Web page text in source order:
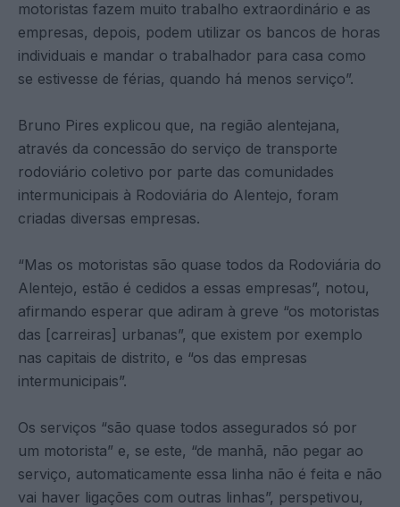
motoristas fazem muito trabalho extraordinário e as
empresas, depois, podem utilizar os bancos de horas
individuais e mandar o trabalhador para casa como
se estivesse de férias, quando há menos serviço”.
Bruno Pires explicou que, na região alentejana,
através da concessão do serviço de transporte
rodoviário coletivo por parte das comunidades
intermunicipais à Rodoviária do Alentejo, foram
criadas diversas empresas.
“Mas os motoristas são quase todos da Rodoviária do
Alentejo, estão é cedidos a essas empresas”, notou,
afirmando esperar que adiram à greve “os motoristas
das [carreiras] urbanas”, que existem por exemplo
nas capitais de distrito, e “os das empresas
intermunicipais”.
Os serviços “são quase todos assegurados só por
um motorista” e, se este, “de manhã, não pegar ao
serviço, automaticamente essa linha não é feita e não
vai haver ligações com outras linhas”, perspetivou,